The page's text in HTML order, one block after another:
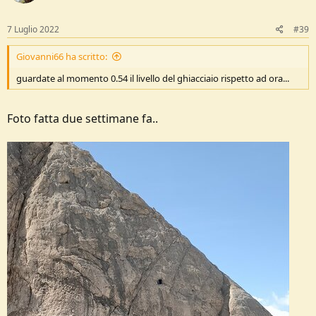
7 Luglio 2022 #39
Giovanni66 ha scritto:
guardate al momento 0.54 il livello del ghiacciaio rispetto ad ora...
Foto fatta due settimane fa..